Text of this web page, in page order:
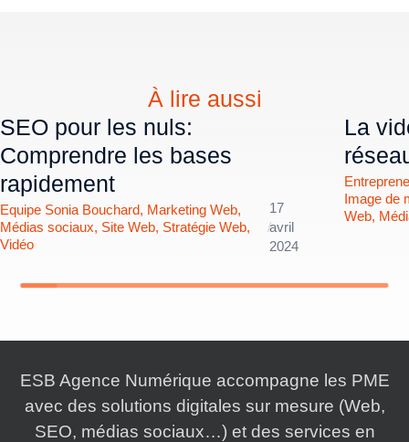
À lire aussi
SEO pour les nuls:
Comprendre les bases
rapidement
Equipe Sonia Bouchard, Marketing Web,
Médias sociaux, Site Web, Stratégie Web,
Vidéo
/
17
avril
2024
La
Image de
Web,
ESB Agence Numérique accompagne les PME
avec des solutions digitales sur mesure (Web,
SEO, médias sociaux…) et des services en